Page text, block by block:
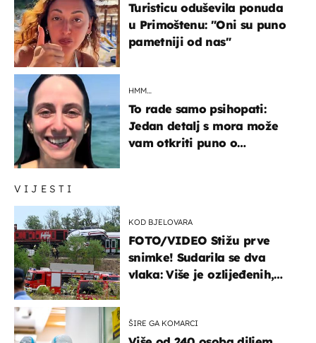
VIJESTI
KOD BJELOVARA
FOTO/VIDEO Stižu prve
snimke! Sudarila se dva
vlaka: Više je ozlijeđenih,
ŠIRE GA KOMARCI
Turisticu oduševila ponuda
u Primoštenu: "Oni su puno
pametniji od nas"
HMM…
To rade samo psihopati:
Jedan detalj s mora može
vam otkriti puno o